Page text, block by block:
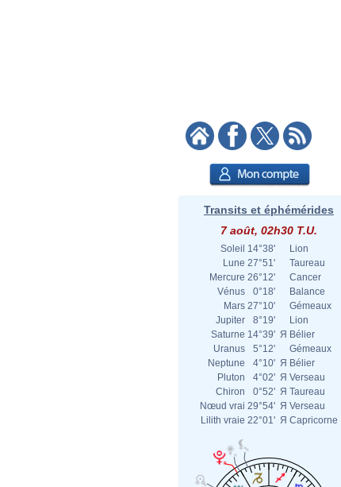
Transits et éphémérides
7 août, 02h30 T.U.
Soleil 14°38'
Lion
Lune 27°51'
Taureau
Mercure 26°12'
Cancer
Vénus
0°18'
Balance
Mars 27°10'
Gémeaux
Jupiter
8°19'
Lion
Saturne 14°39' Я Bélier
Uranus
5°12'
Gémeaux
Neptune
4°10' Я Bélier
Pluton
4°02' Я Verseau
Chiron
0°52' Я Taureau
Nœud vrai 29°54' Я Verseau
Lilith vraie 22°01' Я Capricorne